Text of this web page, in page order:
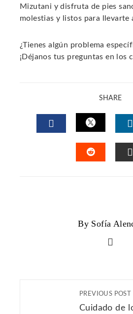
Mizutani y disfruta de pies
molestias y listos para llevarte
¿Tienes algún problema
¡Déjanos tus preguntas en los
SHARE
FACEBOOK
By Sofía
PREVIOUS POST
Cuidado de